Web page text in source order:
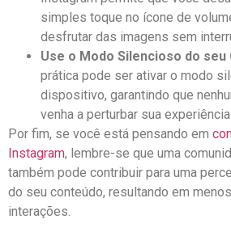
simples ‌toque no ‌ícone de
desfrutar das imagens sem
Use o Modo Silencioso do seu⁢
prática ‍pode ser ​ativar o modo
dispositivo, garantindo que
venha a​ perturbar‌ sua
Por fim, se você está pensando em
Instagram, lembre-se que uma
também pode contribuir para uma
do seu conteúdo, resultando em
interações.